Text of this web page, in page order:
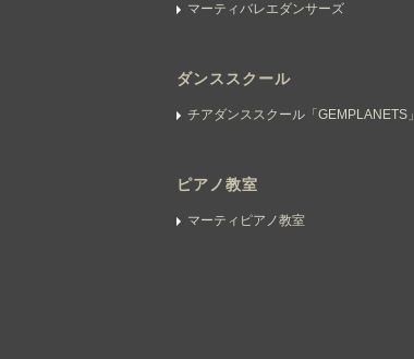
マーティバレエダンサーズ
ダンススクール
チアダンススクール「GEMPLANETS」
ピアノ教室
マーティピアノ教室